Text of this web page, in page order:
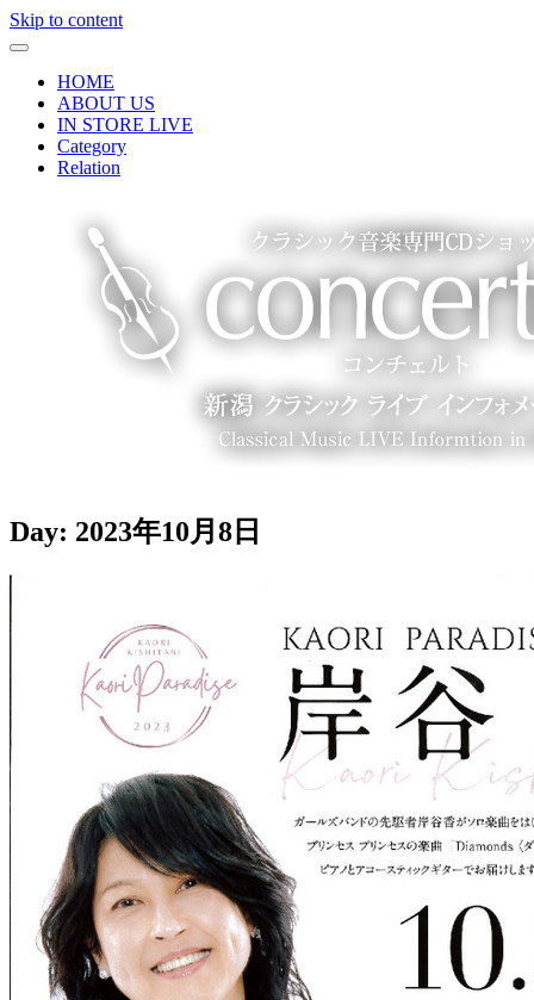
Skip to content
HOME
ABOUT US
IN STORE LIVE
Category
Relation
Day: 2023年10月8日